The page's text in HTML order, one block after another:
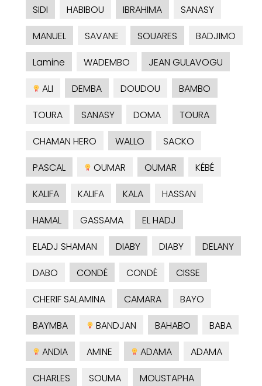
SIDI
HABIBOU IBRAHIMA
SANASY
MANUEL
SAVANE SOUARES
BADJIMO
Lamine
WADEMBO
JEAN GULAVOGU
ALI
DEMBA DOUDOU
BAMBO
TOURA
SANASY DOMA
TOURA
CHAMAN HERO
WALLO
SACKO
PASCAL
OUMAR OUMAR
KÉBÉ
KALIFA
KALIFA KALA
HASSAN
HAMAL
GASSAMA
EL HADJ
ELADJ SHAMAN
DIABY DIABY
DELANY
DABO
CONDÉ CONDÉ
CISSE
CHERIF SALAMINA
CAMARA
BAYO
BAYMBA
BANDJAN BAHABO
BABA
ANDIA
AMINE ADAMA
ADAMA
CHARLES
SOUMA MOUSTAPHA